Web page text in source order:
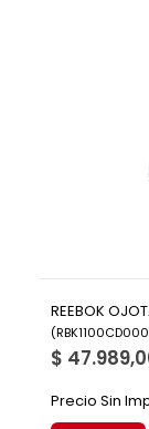
REEBOK
(
$
Precio Sin